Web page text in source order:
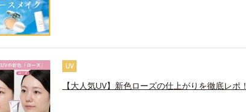
UV
【大人気UV】新色ローズの仕上がりを徹底レポ！